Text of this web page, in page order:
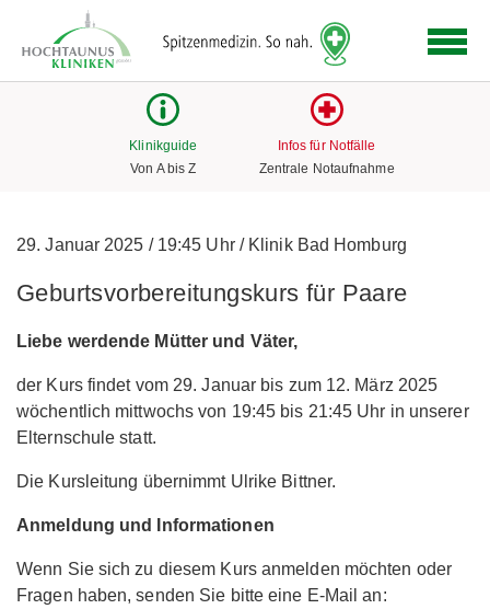
Link
zur
Klinikguide
Von A bis Z
Infos für Notfälle
Zentrale Notaufnahme
29. Januar 2025 /19:45 Uhr /Klinik Bad Homburg
Geburtsvorbereitungskurs für Paare
Liebe werdende Mütter und Väter,
der Kurs findet vom 29. Januar bis zum 12. März 2025
wöchentlich mittwochs von 19:45 bis 21:45 Uhr in unserer
Elternschule statt.
Die Kursleitung übernimmt Ulrike Bittner.
Anmeldung und Informationen
Wenn Sie sich zu diesem Kurs anmelden möchten oder
Fragen haben, senden Sie bitte eine E-Mail an: